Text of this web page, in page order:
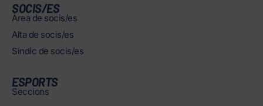
SOCIS/ES
Àrea de socis/es
Alta de socis/es
Síndic de socis/es
ESPORTS
Seccions